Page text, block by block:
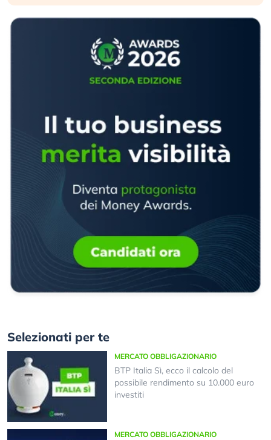
Selezionati per te
MERCATO OBBLIGAZIONARIO
BTP Italia Sì, ecco il calcolo del
possibile rendimento su 10.000 euro
investiti
MERCATO OBBLIGAZIONARIO